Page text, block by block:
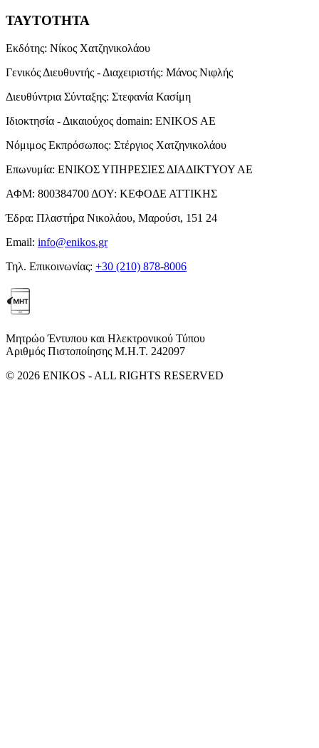
ΤΑΥΤΟΤΗΤΑ
Εκδότης: Νίκος Χατζηνικολάου
Γενικός Διευθυντής - Διαχειριστής: Μάνος Νιφλής
Διευθύντρια Σύνταξης: Στεφανία Κασίμη
Ιδιοκτησία - Δικαιούχος domain: ENIKOS AE
Νόμιμος Εκπρόσωπος: Στέργιος Χατζηνικολάου
Επωνυμία: ΕΝΙΚΟΣ ΥΠΗΡΕΣΙΕΣ ΔΙΑΔΙΚΤΥΟΥ ΑΕ
ΑΦΜ: 800384700 ΔΟΥ: ΚΕΦΟΔΕ ΑΤΤΙΚΗΣ
Έδρα: Πλαστήρα Νικολάου, Μαρούσι, 151 24
Email: info@enikos.gr
Τηλ. Επικοινωνίας: +30 (210) 878-8006
Μητρώο Έντυπου και Ηλεκτρονικού Τύπου
Αριθμός Πιστοποίησης Μ.Η.Τ. 242097
© 2026 ENIKOS - ALL RIGHTS RESERVED